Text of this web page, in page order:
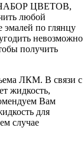
НАБОР ЦВЕТОВ,
любой
эмалей по глянцу
невозможно
получить
ЛКМ. В связи с
жидкость,
Вам
для
случае